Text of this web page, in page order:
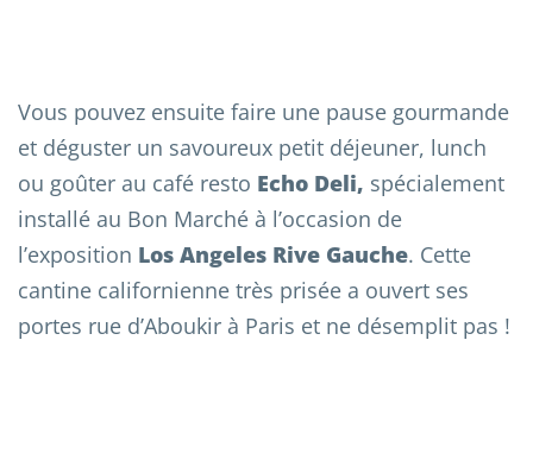
Vous pouvez ensuite faire une pause gourmande
et déguster un savoureux petit déjeuner, lunch
ou goûter au café resto Echo Deli, spécialement
installé au Bon Marché à l’occasion de
l’exposition Los Angeles Rive Gauche. Cette
cantine californienne très prisée a ouvert ses
portes rue d’Aboukir à Paris et ne désemplit pas !